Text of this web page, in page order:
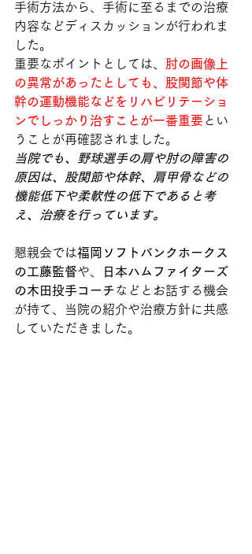
手術方法から、手術に至るまでの治療
内容などディスカッションが行われま
した。
重要なポイントとしては、 肘の画像上
の異常があったとしても、股関節や体
幹の運動機能などをリハビリテーショ
ンでしっかり治すことが一番重要 とい
うことが再確認されました。
当院でも、野球選手の肩や肘の障害の
原因は、股関節や体幹、肩甲骨などの
機能低下や柔軟性の低下であると考
え、治療を行っています。
懇親会では福岡ソフトバンクホークス
の工藤監督や、
日本ハムファイターズ
の木田投手コーチなどとお話する機会
が持て、当院の紹介や治療方針に共感
していただきました。